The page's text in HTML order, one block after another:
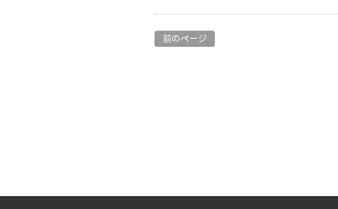
前のページ